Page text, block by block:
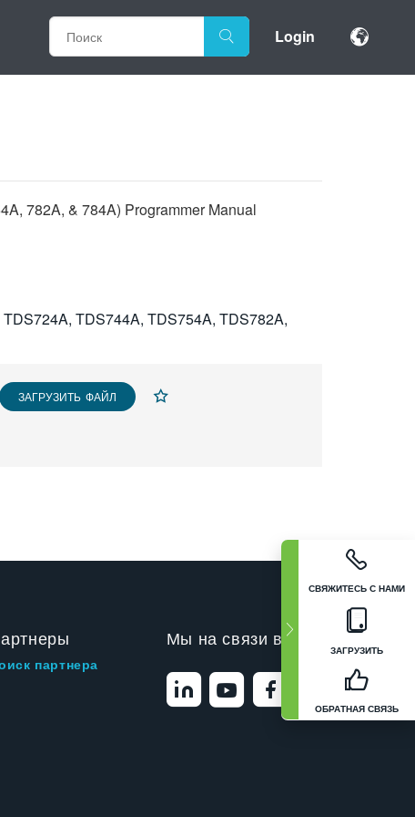
Login
СВЯЖИТЕСЬ С НАМИ
ЗАГРУЗИТЬ
ОБРАТНАЯ СВЯЗЬ
782A, & 784A) Programmer Manual
TDS744A, TDS754A, TDS782A,
ЗАГРУЗИТЬ ФАЙЛ
партнера
Мы на связи в